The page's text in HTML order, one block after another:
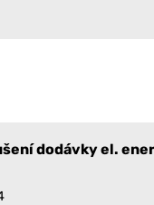
dodávky el.